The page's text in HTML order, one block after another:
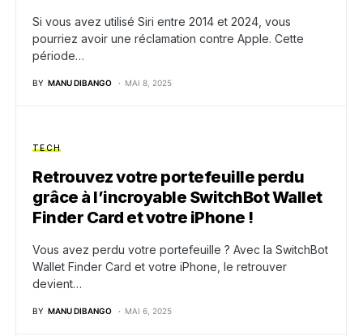
Si vous avez utilisé Siri entre 2014 et 2024, vous
pourriez avoir une réclamation contre Apple. Cette
période…
BY MANU DIBANGO MAI 8, 2025
TECH
Retrouvez votre portefeuille perdu
grâce à l’incroyable SwitchBot Wallet
Finder Card et votre iPhone !
Vous avez perdu votre portefeuille ? Avec la SwitchBot
Wallet Finder Card et votre iPhone, le retrouver
devient…
BY MANU DIBANGO MAI 6, 2025